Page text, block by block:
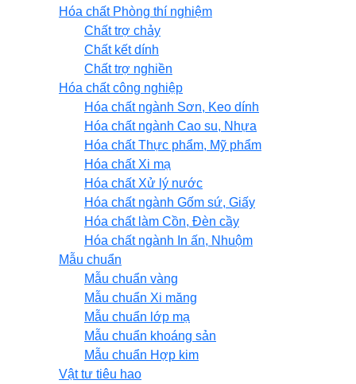
Hóa chất Phòng thí nghiệm
Chất trợ chảy
Chất kết dính
Chất trợ nghiền
Hóa chất công nghiệp
Hóa chất ngành Sơn, Keo dính
Hóa chất ngành Cao su, Nhựa
Hóa chất Thực phẩm, Mỹ phẩm
Hóa chất Xi mạ
Hóa chất Xử lý nước
Hóa chất ngành Gốm sứ, Giấy
Hóa chất làm Cồn, Đèn cầy
Hóa chất ngành In ấn, Nhuộm
Mẫu chuẩn
Mẫu chuẩn vàng
Mẫu chuẩn Xi măng
Mẫu chuẩn lớp mạ
Mẫu chuẩn khoáng sản
Mẫu chuẩn Hợp kim
Vật tư tiêu hao